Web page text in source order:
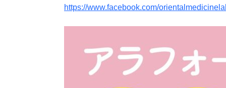
https://www.facebook.com/